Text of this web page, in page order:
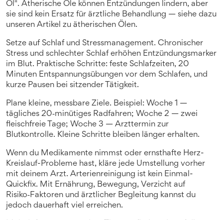
Öl". Ätherische Öle können Entzündungen lindern, aber
sie sind kein Ersatz für ärztliche Behandlung — siehe dazu
unseren Artikel zu ätherischen Ölen.
Setze auf Schlaf und Stressmanagement. Chronischer
Stress und schlechter Schlaf erhöhen Entzündungsmarker
im Blut. Praktische Schritte: feste Schlafzeiten, 20
Minuten Entspannungsübungen vor dem Schlafen, und
kurze Pausen bei sitzender Tätigkeit.
Plane kleine, messbare Ziele. Beispiel: Woche 1 —
tägliches 20‑minütiges Radfahren; Woche 2 — zwei
fleischfreie Tage; Woche 3 — Arzttermin zur
Blutkontrolle. Kleine Schritte bleiben länger erhalten.
Wenn du Medikamente nimmst oder ernsthafte Herz-
Kreislauf-Probleme hast, kläre jede Umstellung vorher
mit deinem Arzt. Arterienreinigung ist kein Einmal-
Quickfix. Mit Ernährung, Bewegung, Verzicht auf
Risiko‑Faktoren und ärztlicher Begleitung kannst du
jedoch dauerhaft viel erreichen.